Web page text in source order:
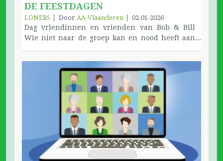
DE FEESTDAGEN
LONERS Door AA-Vlaanderen 02-01-2026
Dag vriendinnen en vrienden van Bob & Bill
Wie niet naar de groep kan en nood heeft aan
via Zoom. De uitnodiging voor Kerstavond:AA
Loners Vlaanderen heeft u uitgenodigd voor een
geplande Zoom-vergadering.Onderwerp:
Kerstavond AA vergadering24 dec 2025 08:00
p.m. Deelnemen aan Zoom-vergadering, klik
hier: Naar de vergaderingVergadering-ID: 840
2048 3792Wachtwoord: 539562Instructies voor
deelnameDe uitnodiging voor Kerstdag:AA
Loners Vlaanderen heeft u uitgenodigd voor een